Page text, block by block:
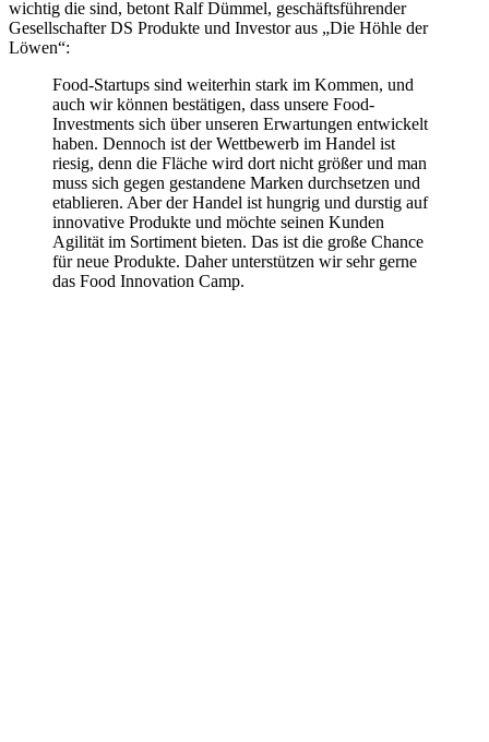
wichtig die sind, betont Ralf Dümmel, geschäftsführender
Gesellschafter DS Produkte und Investor aus „Die Höhle der
Löwen“:
Food-Startups sind weiterhin stark im Kommen, und
auch wir können bestätigen, dass unsere Food-
Investments sich über unseren Erwartungen entwickelt
haben. Dennoch ist der Wettbewerb im Handel ist
riesig, denn die Fläche wird dort nicht größer und man
muss sich gegen gestandene Marken durchsetzen und
etablieren. Aber der Handel ist hungrig und durstig auf
innovative Produkte und möchte seinen Kunden
Agilität im Sortiment bieten. Das ist die große Chance
für neue Produkte. Daher unterstützen wir sehr gerne
das Food Innovation Camp.